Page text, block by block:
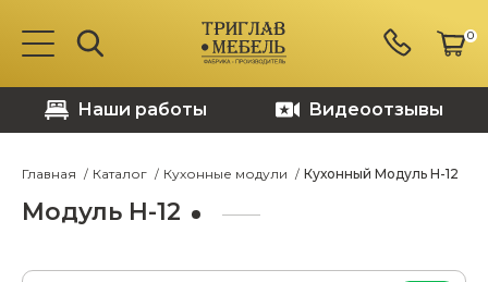
0
Наши работы Видеоотзывы
Главная Каталог Кухонные модули Кухонный Модуль Н-12
Модуль Н-12